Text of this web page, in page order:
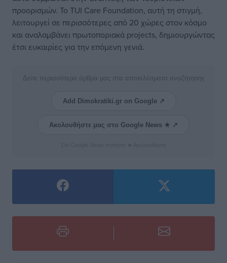
προορισμών. Το TUI Care Foundation, αυτή τη στιγμή,
λειτουργεί σε περισσότερες από 20 χώρες στον κόσμο
και αναλαμβάνει πρωτοποριακά projects, δημιουργώντας
έτσι ευκαιρίες για την επόμενη γενιά.
Δείτε περισσότερα άρθρα μας στα αποτελέσματα αναζήτησης
Add Dimokratiki.gr on Google ↗
Ακολουθήστε μας στο Google News ★ ↗